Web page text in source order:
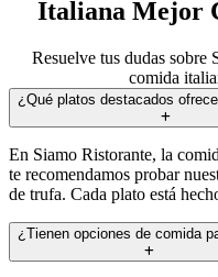
Italiana Mejor
Resuelve tus dudas sobre
comida
¿Qué platos destacados
En Siamo Ristorante, la
te recomendamos probar
de trufa. Cada plato está
¿Tienen opciones de comida